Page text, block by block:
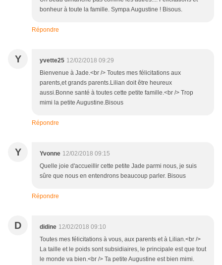
bonheur à toute la famille. Sympa Augustine ! Bisous.
Répondre
Y yvette25 12/02/2018 09:29
Bienvenue à Jade.<br /> Toutes mes félicitations aux
parents,et grands parents.Lilian doit être heureux
aussi.Bonne santé à toutes cette petite famille.<br /> Trop
mimi la petite Augustine.Bisous
Répondre
Y Yvonne 12/02/2018 09:15
Quelle joie d'accueillir cette petite Jade parmi nous, je suis
sûre que nous en entendrons beaucoup parler. Bisous
Répondre
D didine 12/02/2018 09:10
Toutes mes félicitations à vous, aux parents et à Lilian.<br />
La taille et le poids sont subsidiaires, le principale est que tout
le monde va bien.<br /> Ta petite Augustine est bien mimi.